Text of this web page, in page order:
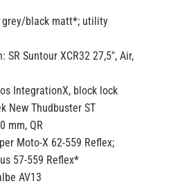
black matt*; utility
SR Suntour XCR32 27,5″, Air,
IntegrationX, block lock
New Thudbuster ST
mm, QR
Moto-X 62-559 Reflex;
57-559 Reflex*
AV13